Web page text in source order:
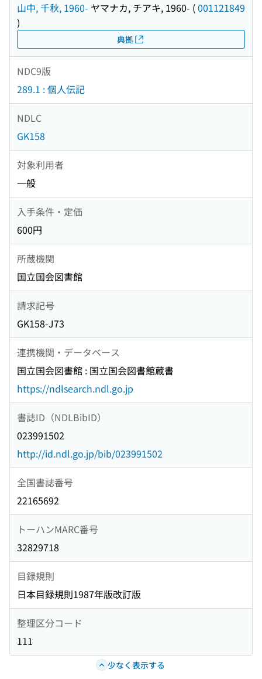
山中, 千秋, 1960- ヤマナカ, チアキ, 1960- (001121849
)
典拠
NDC9版
289.1 : 個人伝記
NDLC
GK158
対象利用者
一般
入手条件・定価
600円
所蔵機関
国立国会図書館
請求記号
GK158-J73
連携機関・データベース
国立国会図書館 : 国立国会図書館蔵書
https://ndlsearch.ndl.go.jp
書誌ID（NDLBibID）
023991502
http://id.ndl.go.jp/bib/023991502
全国書誌番号
22165692
トーハンMARC番号
32829718
目録規則
日本目録規則1987年版改訂版
整理区分コード
111
少なく表示する